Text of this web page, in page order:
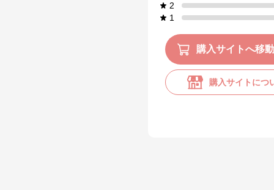
2
1
購入サイトへ移動
購入サイトにつ